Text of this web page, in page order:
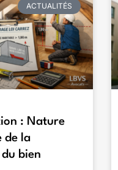
ACTUALITÉS
: Nature
de la
bien